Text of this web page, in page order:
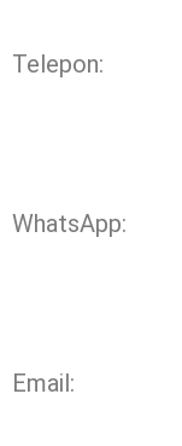
Telepon:
WhatsApp:
Email: